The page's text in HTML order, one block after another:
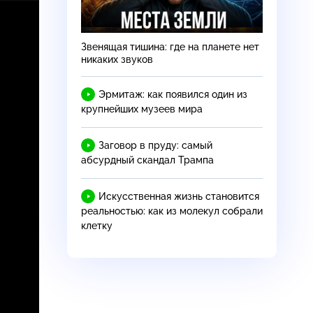
Звенящая тишина: где на планете нет
никаких звуков
Эрмитаж: как появился один из
крупнейших музеев мира
Заговор в пруду: самый
абсурдный скандал Трампа
Искусственная жизнь становится
реальностью: как из молекул собрали
клетку